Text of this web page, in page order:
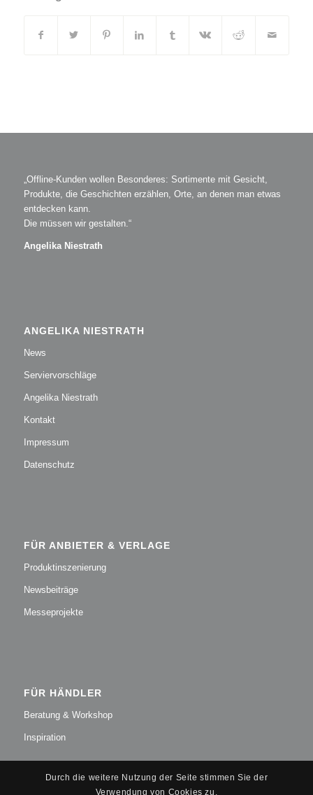
„Offline-Kunden wollen Besonderes: Sortimente mit Gesicht,
Produkte, die Geschichten erzählen, Orte, an denen man etwas
entdecken kann.
Die müssen wir gestalten.“
Angelika Niestrath
ANGELIKA NIESTRATH
News
Serviervorschläge
Angelika Niestrath
Kontakt
Impressum
Datenschutz
FÜR ANBIETER & VERLAGE
Produktinszenierung
Newsbeiträge
Messeprojekte
FÜR HÄNDLER
Beratung & Workshop
Inspiration
Durch die weitere Nutzung der Seite stimmen Sie der
Verwendung von Cookies zu.